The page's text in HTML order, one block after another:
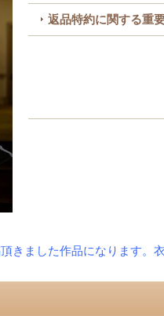
返品特約に関する重
きました作品になります。